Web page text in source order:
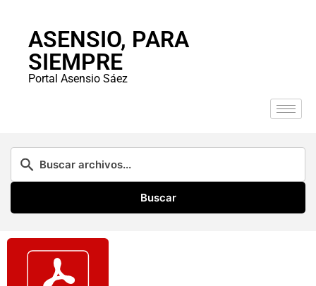
ASENSIO, PARA
SIEMPRE
Portal Asensio Sáez
Buscar